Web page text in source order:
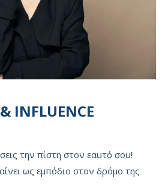
INFLUENCE
την πίστη στον εαυτό σου!
ως εμπόδιο στον δρόμο της